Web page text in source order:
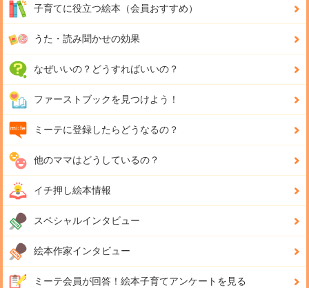
子育てに役立つ絵本（会員おすすめ）
うた・読み聞かせの効果
なぜいいの？どうすればいいの？
ファーストブックを見つけよう！
ミーテに登録したらどうなるの？
他のママはどうしているの？
イチ押し絵本情報
スペシャルインタビュー
絵本作家インタビュー
ミーテ会員が回答！ 絵本子育てアンケートを見る